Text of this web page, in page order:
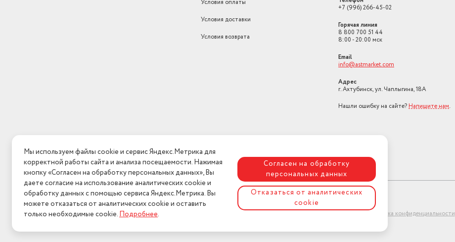
Условия оплаты
Условия доставки
Условия возврата
+7 (996) 266-45-02
Горячая линия
8 800 700 51 44
8:00 - 20:00 мск
Email
info@astmarket.com
Адрес
г. Ахтубинск, ул. Чаплыгина, 18А
Нашли ошибку на сайте? Напишите нам.
Политика конфиденциальности
Мы используем файлы cookie и сервис Яндекс.Метрика для
корректной работы сайта и анализа посещаемости. Нажимая
кнопку «Согласен на обработку персональных данных», Вы
даете согласие на использование аналитических cookie и
обработку данных с помощью сервиса Яндекс.Метрика. Вы
можете отказаться от аналитических cookie и оставить
только необходимые cookie.Подробнее.
Согласен на обработку
персональных данных
Отказаться от аналитических
cookie